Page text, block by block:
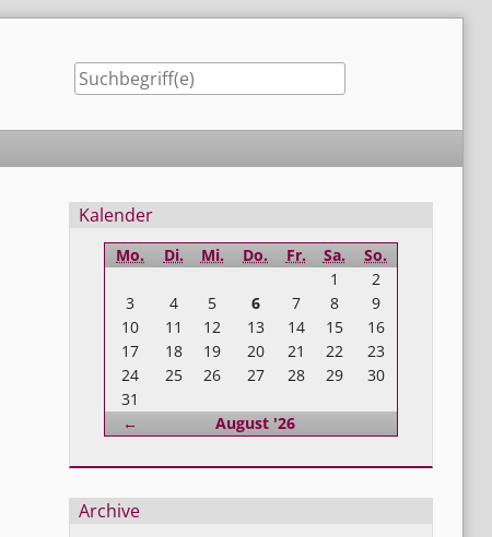
Seitenleiste
Kalender
Mo. Di. Mi. Do. Fr. Sa. So.
← August '26
1
2
3
4 5 6 7 8
9
10
11 12 13 14 15
16
17
18 19 20 21 22
23
24
25 26 27 28 29
30
31
Archive